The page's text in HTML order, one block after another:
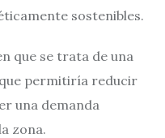
sostenibles.
que se trata de una
que permitiría reducir
una demanda
zona.